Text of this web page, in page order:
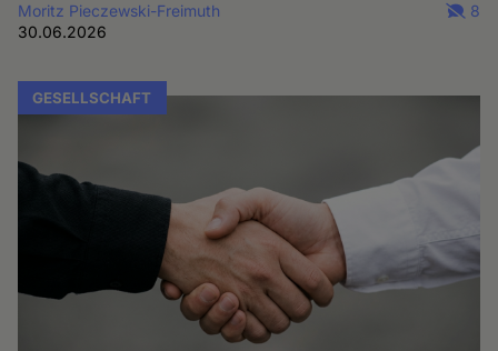
Moritz Pieczewski-Freimuth
30.06.2026
8
GESELLSCHAFT